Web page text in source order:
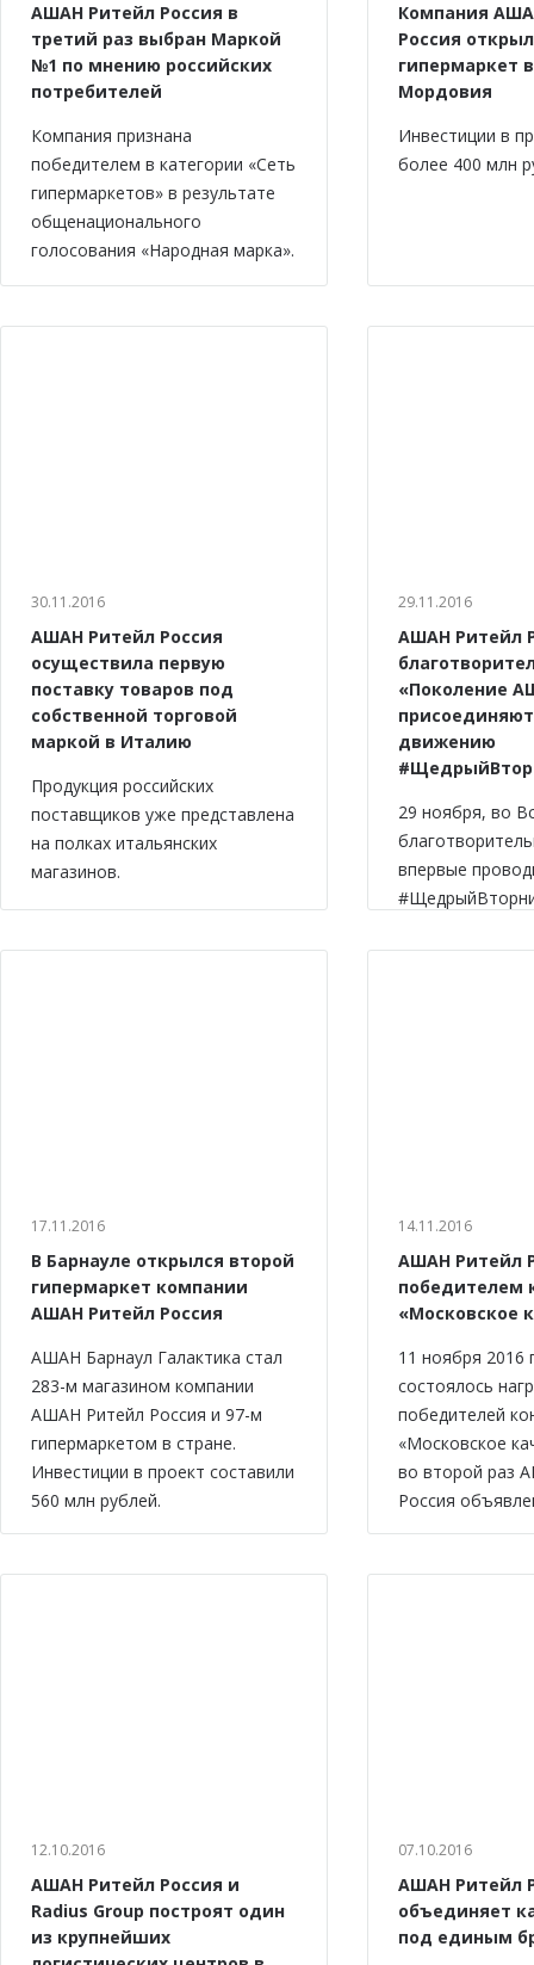
АШАН Ритейл Россия в
третий раз выбран Маркой
№1 по мнению российских
потребителей
Компания признана
победителем в категории «Сеть
гипермаркетов» в результате
общенационального
голосования «Народная марка».
Компания
Россия
гипермаркет
Мордовия
Инвестиции в
более 400 млн
30.11.2016
АШАН Ритейл Россия
осуществила первую
поставку товаров под
собственной торговой
маркой в Италию
Продукция российских
поставщиков уже представлена
на полках итальянских
магазинов.
29.11.2016
АШАН Ритейл
«Поколение
движению
29 ноября, во
впервые
17.11.2016
В Барнауле открылся второй
гипермаркет компании
АШАН Ритейл Россия
АШАН Барнаул Галактика стал
283-м магазином компании
АШАН Ритейл Россия и 97-м
гипермаркетом в стране.
Инвестиции в проект составили
560 млн рублей.
14.11.2016
АШАН Ритейл
победителем
«Московское
11 ноября 2016
состоялось
победителей
«Московское
во второй раз
Россия
12.10.2016
АШАН Ритейл Россия и
Radius Group построят один
из крупнейших
07.10.2016
АШАН Ритейл
объединяет
под единым